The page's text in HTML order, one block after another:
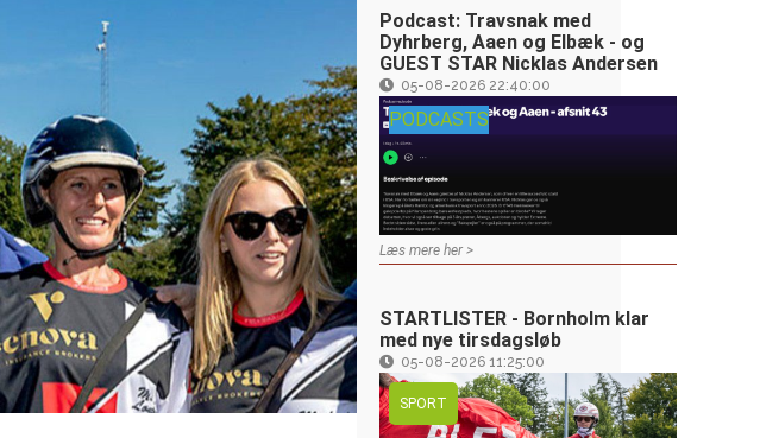
Podcast: Travsnak med
Dyhrberg, Aaen og Elbæk - og
GUEST STAR Nicklas Andersen
05-08-2026 22:40:00
PODCASTS
Læs mere her >
STARTLISTER - Bornholm klar
med nye tirsdagsløb
05-08-2026 11:25:00
SPORT